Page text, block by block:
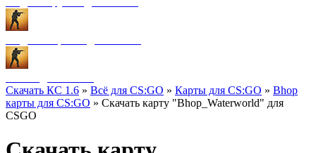
Скачать КС 1.6 » Всё для CS:GO » Карты для CS:GO » Bhop
карты для CS:GO » Скачать карту "Bhop_Waterworld" для
CSGO